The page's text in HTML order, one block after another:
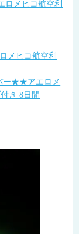
メヒコ航空利
メヒコ航空利
ー★★アエロメ
き 8日間